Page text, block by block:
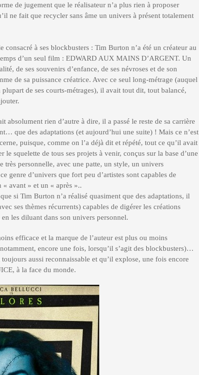
de jugement que le réalisateur n’a plus rien à proposer
ne fait que recycler sans âme un univers à présent totalement
consacré à ses blockbusters : Tim Burton n’a été un créateur au
d’un seul film : EDWARD AUX MAINS D’ARGENT. Un
de ses souvenirs d’enfance, de ses névroses et de son
de sa puissance créatrice. Avec ce seul long-métrage (auquel
de ses courts-métrages), il avait tout dit, tout balancé,
absolument rien d’autre à dire, il a passé le reste de sa carrière
que des adaptations (et aujourd’hui une suite) ! Mais ce n’est
puisque, comme on l’a déjà dit et répété, tout ce qu’il avait
squelette de tous ses projets à venir, conçus sur la base d’une
très personnelle, avec une patte, un style, un univers
genre d’univers que fort peu d’artistes sont capables de
avant » et un « après »..
si Tim Burton n’a réalisé quasiment que des adaptations, il
ses thèmes récurrents) capables de digérer les créations
les diluant dans son univers personnel.
efficace et la marque de l’auteur est plus ou moins
encore une fois, lorsqu’il s’agit des blockbusters)…
aussi reconnaissable et qu’il explose, une fois encore
à la face du monde.